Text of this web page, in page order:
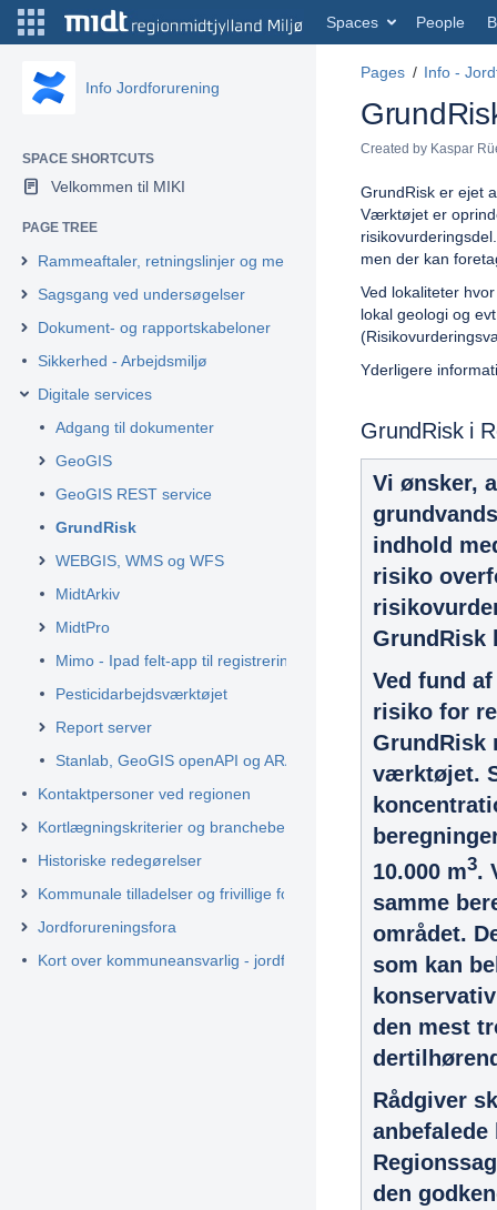
Spaces People
Info Jordforurening
SPACE SHORTCUTS
Velkommen til MIKI
PAGE TREE
Rammeaftaler, retningslinjer og metodebeskrivelser
Sagsgang ved undersøgelser
Dokument- og rapportskabeloner
Sikkerhed - Arbejdsmiljø
Digitale services
Adgang til dokumenter
GeoGIS
GeoGIS REST service
GrundRisk
WEBGIS, WMS og WFS
MidtArkiv
MidtPro
Mimo - Ipad felt-app til registrering i felten
Pesticidarbejdsværktøjet
Report server
Stanlab, GeoGIS openAPI og ARA
Kontaktpersoner ved regionen
Kortlægningskriterier og branchebeskrivelser
Historiske redegørelser
Kommunale tilladelser og frivillige forureningstiltag
Jordforureningsfora
Kort over kommuneansvarlig - jordforurening
Pages Info -
Created by Kaspar
GrundRisk er ejet
Værktøjet er
men der kan
Ved lokaliteter
lokal geologi og
Yderligere
GrundRisk i
Vi ønsker,
indhold
risiko
GrundRisk
Ved fund
risiko for
værktøjet.
10.000 m3.
samme
området.
som kan
den mest
Rådgiver
den